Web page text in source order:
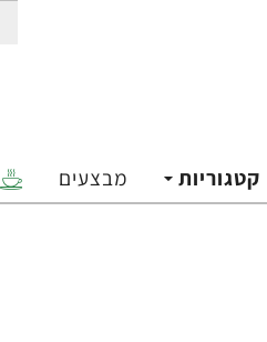
קטגוריות מבצעים